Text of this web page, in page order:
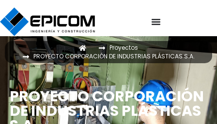
Proyectos
PROYECTO CORPORACIÓN DE INDUSTRIAS PLÁSTICAS S.A.
PROYECTO CORPORACIÓN
DE INDUSTRIAS PLÁSTICAS